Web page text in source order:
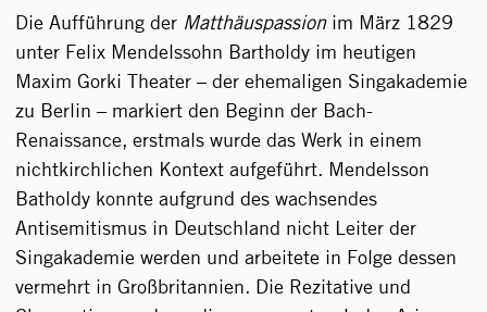
Die Aufführung der Matthäuspassion im März 1829
unter Felix Mendelssohn Bartholdy im heutigen
Maxim Gorki Theater – der ehemaligen Singakademie
zu Berlin – markiert den Beginn der Bach-
Renaissance, erstmals wurde das Werk in einem
nichtkirchlichen Kontext aufgeführt. Mendelsson
Batholdy konnte aufgrund des wachsendes
Antisemitismus in Deutschland nicht Leiter der
Singakademie werden und arbeitete in Folge dessen
vermehrt in Großbritannien. Die Rezitative und